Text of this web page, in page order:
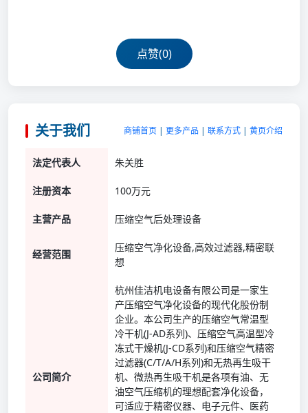
点赞(0)
关于我们 商铺首页 | 更多产品 | 联系方式 | 黄页介绍
法定代表人 朱关胜
注册资本 100万元
主营产品 压缩空气后处理设备
经营范围
压缩空气净化设备,高效过滤器,精密联
想
公司简介
杭州佳洁机电设备有限公司是一家生
产压缩空气净化设备的现代化股份制
企业。本公司生产的压缩空气常温型
冷干机(J-AD系列)、压缩空气高温型冷
冻式干燥机(J-CD系列)和压缩空气精密
过滤器(C/T/A/H系列)和无热再生吸干
机、微热再生吸干机是各项有油、无
油空气压缩机的理想配套净化设备，
可适应于精密仪器、电子元件、医药